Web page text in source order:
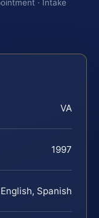
· Intake
VA
1997
English, Spanish